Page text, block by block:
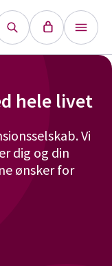
hele livet
Vi
dig og din
ønsker for